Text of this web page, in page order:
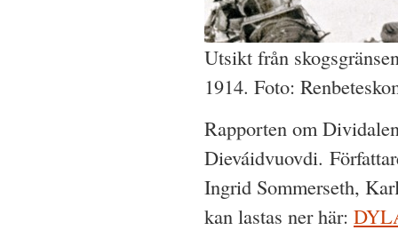
Utsikt från
1914. Foto:
Rapporten om
Dieváidvuovdi.
Ingrid Sommerseth,
kan lastas ner här: